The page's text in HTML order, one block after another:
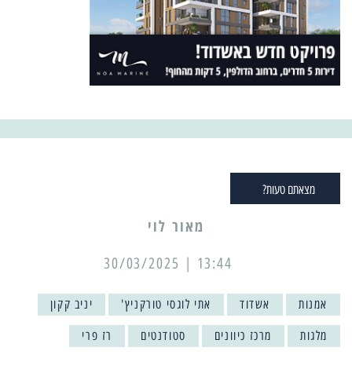
מצאתם טעות?
מאור לוי
13:44 | 30/03/2025
אמנות אשדוד אתי לוגסי טורקניץ' יניב קקון
מלגות מרכז כיוונים סטודנטים רז פרי